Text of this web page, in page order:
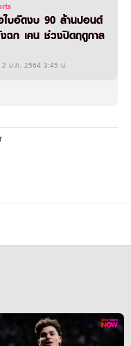
ใบอัดงบ 90 ล้านปอนด์
ฉก เคน ช่วงปิดฤดูกาล
2 ม.ค. 2564 3:45 น.